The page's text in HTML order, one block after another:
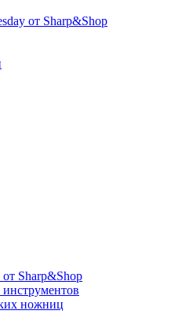
от Sharp&Shop
Sharp&Shop
ножниц